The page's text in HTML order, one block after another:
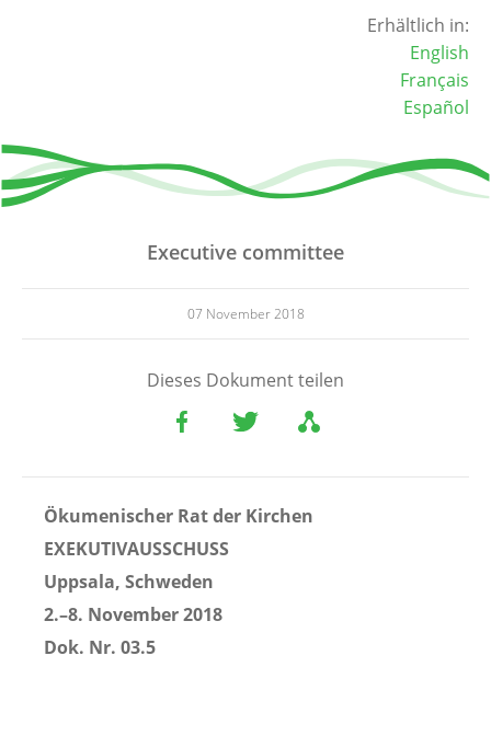
Erhältlich in:
English
Français
Español
Executive committee
07 November 2018
Dieses Dokument teilen
Ökumenischer Rat der Kirchen
EXEKUTIVAUSSCHUSS
Uppsala, Schweden
2.–8. November 2018
Dok. Nr. 03.5